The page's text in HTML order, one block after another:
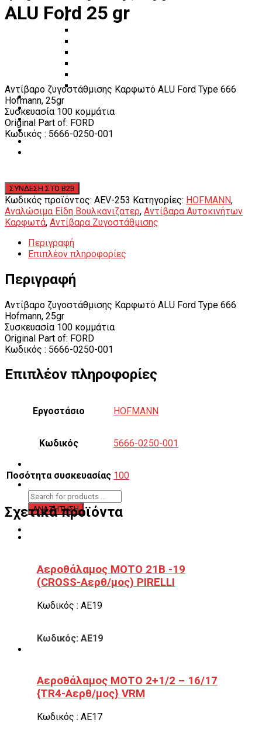
Πάγκοι – Εργαλειοφόροι – Εργαλειοθήκες
Εξοπλισμός Συνεργείου & Βουλκανιζατερ
Αναλώσιμα Είδη Συνεργείου
ΚΑΤΑΛΟΓΟΣ
DOWNLOADS
VIDEO & ΝΕΑ
ΕΠΙΚΟΙΝΩΝΙΑ
B2B
ALU Ford 25 gr
Αντίβαρο ζυγοστάθμισης Καρφωτό ALU Ford Type 666
Hofmann, 25gr
Συσκευασία 100 κομμάτια
Original Part of: FORD
Κωδικός : 5666-0250-001
Κωδικός προϊόντος: AEV-253 Κατηγορίες: HOFMANN,
Αναλώσιμα Είδη Βουλκανιζατερ, Αντίβαρα Αυτοκινήτων
Καρφωτά, Αντίβαρα Ζυγοστάθμισης
Περιγραφή
Επιπλέον πληροφορίες
Περιγραφή
Αντίβαρο ζυγοστάθμισης Καρφωτό ALU Ford Type 666
Hofmann, 25gr
Συσκευασία 100 κομμάτια
Original Part of: FORD
Κωδικός : 5666-0250-001
Επιπλέον πληροφορίες
Εργοστάσιο HOFMANN
Κωδικός 5666-0250-001
Ποσότητα συσκευασίας 100
Σχετικά προϊόντα
Αεροθάλαμος ΜΟΤΟ 21B -19
(CROSS-Αερθ/μος) PIRELLI
Κωδικός : ΑΕ19
Κωδικός: ΑΕ19
Αεροθάλαμος ΜΟΤΟ 2+1/2 – 16/17
{TR4-Αερθ/μος} VRM
Κωδικός : ΑΕ17